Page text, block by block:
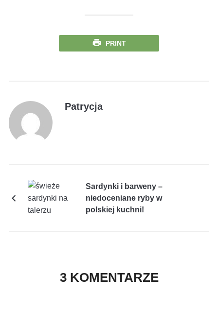
PRINT
Patrycja
Sardynki i barweny –
niedoceniane ryby w
polskiej kuchni!
3 KOMENTARZE